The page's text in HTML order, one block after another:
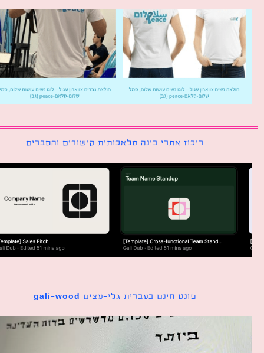
ריכוז אתרי בינה מלאכותית קישורים והסברים
פונט חינם בעברית גלי-עצים gali-wood